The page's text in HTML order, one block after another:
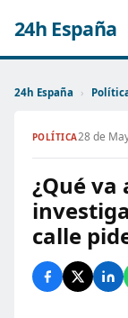
24h España
24h España ›
POLÍTICA28 de
¿Qué va
calle